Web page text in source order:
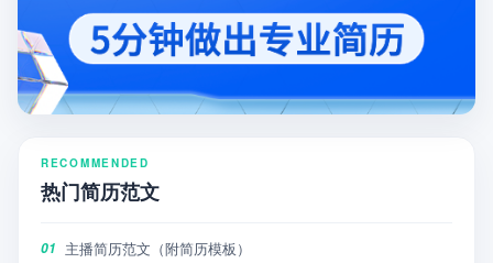
RECOMMENDED
热门简历范文
01 主播简历范文（附简历模板）